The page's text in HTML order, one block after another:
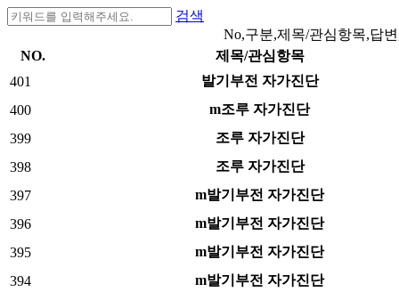
검색
No,구분,제목/관심항목,답
NO.
제목/관심항목
401
발기부전 자가진단
400
m조루 자가진단
399
조루 자가진단
398
조루 자가진단
397
m발기부전 자가진단
396
m발기부전 자가진단
395
m발기부전 자가진단
394
m발기부전 자가진단